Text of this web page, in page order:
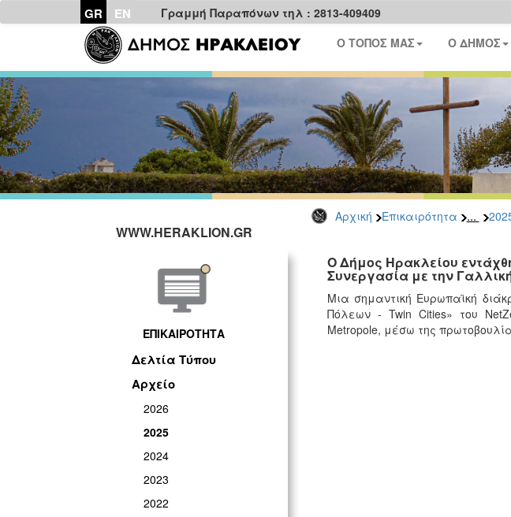
GR EN Γραμμή Παραπόνων τηλ : 2813-409409
Ο ΤΟΠΟΣ ΜΑΣ Ο ΔΗΜΟΣ
Αρχική Επικαιρότητα ...
WWW.HERAKLION.GR
ΕΠΙΚΑΙΡΟΤΗΤΑ
Δελτία Τύπου
Αρχείο
2026
2025
2024
2023
2022
Ο Δήμος Ηρακλείου
Συνεργασία με την
Μια σημαντική Ευρωπαϊκή
Πόλεων - Twin Cities» του
Metropole, μέσω της